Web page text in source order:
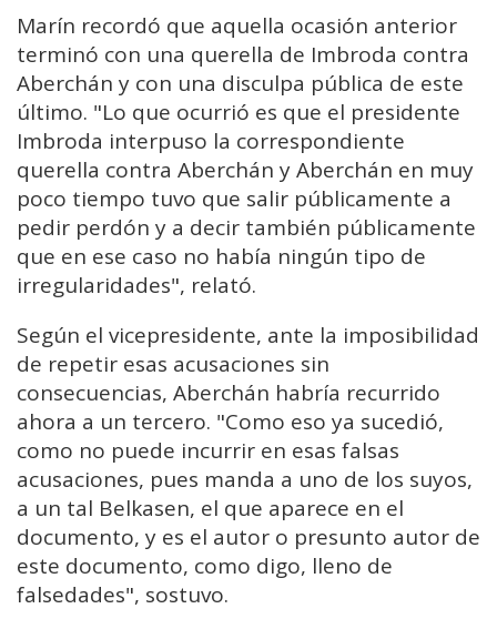
Marín recordó que aquella ocasión anterior
terminó con una querella de Imbroda contra
Aberchán y con una disculpa pública de este
último. "Lo que ocurrió es que el presidente
Imbroda interpuso la correspondiente
querella contra Aberchán y Aberchán en muy
poco tiempo tuvo que salir públicamente a
pedir perdón y a decir también públicamente
que en ese caso no había ningún tipo de
irregularidades", relató.
Según el vicepresidente, ante la imposibilidad
de repetir esas acusaciones sin
consecuencias, Aberchán habría recurrido
ahora a un tercero. "Como eso ya sucedió,
como no puede incurrir en esas falsas
acusaciones, pues manda a uno de los suyos,
a un tal Belkasen, el que aparece en el
documento, y es el autor o presunto autor de
este documento, como digo, lleno de
falsedades", sostuvo.